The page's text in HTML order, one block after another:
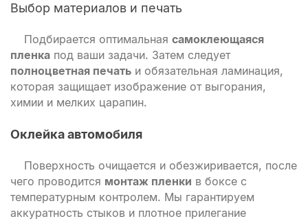
Выбор материалов и печать
Подбирается оптимальная самоклеющаяся
пленка под ваши задачи. Затем следует
полноцветная печать и обязательная ламинация,
которая защищает изображение от выгорания,
химии и мелких царапин.
Оклейка автомобиля
Поверхность очищается и обезжиривается, после
чего проводится монтаж пленки в боксе с
температурным контролем. Мы гарантируем
аккуратность стыков и плотное прилегание